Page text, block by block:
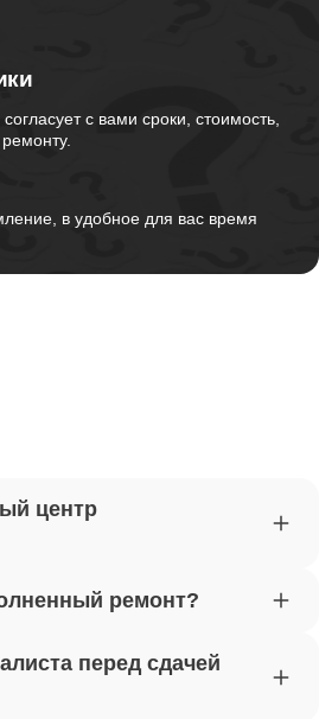
1045
1620
с вами сроки, стоимость,
в удобное для вас время
центр
ремонт?
перед сдачей